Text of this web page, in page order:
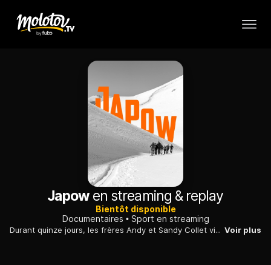
Japowen streaming & replay
Bientôt disponible
Documentaires
Sport en streaming
Durant quinze jours, les frères Andy et Sandy Collet vivent une aventure de glisse extraordinaire au Japon, une destination de rêve pour tous les riders. Voir plus